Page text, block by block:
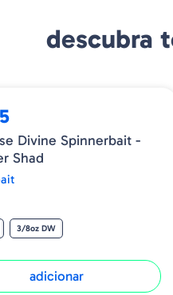
descubra
Divine Spinnerbait -
Shad
3/8oz DW
adicionar